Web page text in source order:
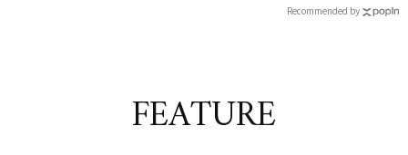
Recommended by
FEATURE